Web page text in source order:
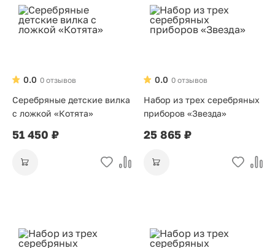
0 отзывов
0.0
Серебряные детские вилка
с ложкой «Котята»
51 450 ₽
0 отзывов
0.0
Набор из трех серебряных
приборов «Звезда»
25 865 ₽